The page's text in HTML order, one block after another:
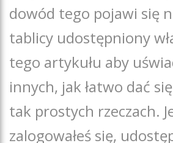
dowód tego pojawi się
tablicy udostępniony
tego artykułu aby
innych, jak łatwo dać
tak prostych rzeczach.
zalogowałeś się,